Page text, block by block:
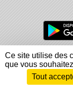
Charte
Informations
Envie de
Ce site utilise des
que vous
Tout